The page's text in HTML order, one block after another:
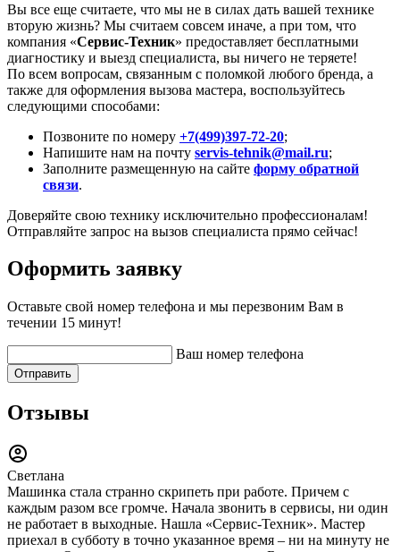
Вы все еще считаете, что мы не в силах дать вашей технике
вторую жизнь? Мы считаем совсем иначе, а при том, что
компания «Сервис-Техник» предоставляет бесплатными
диагностику и выезд специалиста, вы ничего не теряете!
По всем вопросам, связанным с поломкой любого бренда, а
также для оформления вызова мастера, воспользуйтесь
следующими способами:
Позвоните по номеру +7(499)397-72-20;
Напишите нам на почту servis-tehnik@mail.ru;
Заполните размещенную на сайте форму обратной
связи.
Доверяйте свою технику исключительно профессионалам!
Отправляйте запрос на вызов специалиста прямо сейчас!
Оформить заявку
Оставьте свой номер телефона и мы перезвоним Вам в
течении 15 минут!
Ваш номер телефона
Отправить
Отзывы
Светлана
Машинка стала странно скрипеть при работе. Причем с
каждым разом все громче. Начала звонить в сервисы, ни один
не работает в выходные. Нашла «Сервис-Техник». Мастер
приехал в субботу в точно указанное время – ни на минуту не